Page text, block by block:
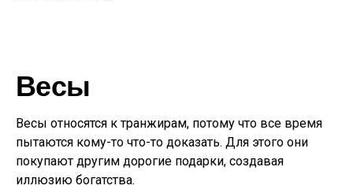
Весы
Весы относятся к транжирам, потому что все время
пытаются кому-то что-то доказать. Для этого они
покупают другим дорогие подарки, создавая
иллюзию богатства.